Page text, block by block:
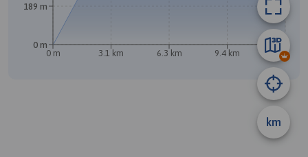
A
km
0 m 3.1 km 6.3 km 9.4 km 12 km
0 m
189 m